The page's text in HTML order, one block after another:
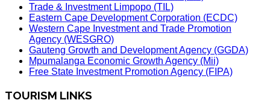
Trade & Investment Limpopo (TIL)
Eastern Cape Development Corporation (ECDC)
Western Cape Investment and Trade Promotion
Agency (WESGRO)
Gauteng Growth and Development Agency (GGDA)
Mpumalanga Economic Growth Agency (Mii)
Free State Investment Promotion Agency (FIPA)
TOURISM LINKS